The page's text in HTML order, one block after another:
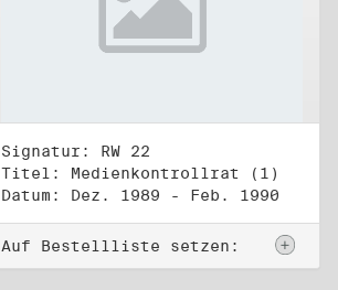
Signatur: RW 22
Titel: Medienkontrollrat (1)
Datum: Dez. 1989 - Feb. 1990
Auf Bestellliste setzen: